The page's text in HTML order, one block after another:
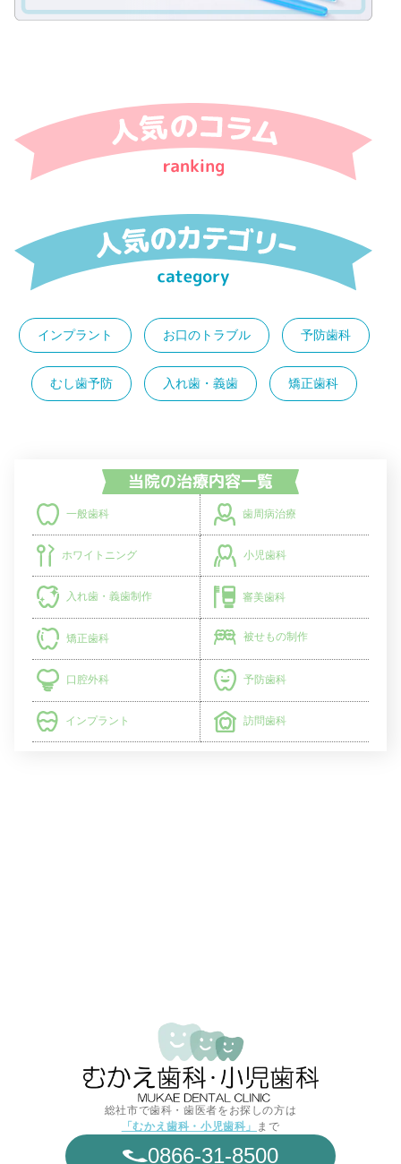
インプラント お口のトラブル 予防歯科
むし歯予防 入れ歯・義歯 矯正歯科
一般歯科 歯周病治療
ホワイトニング 小児歯科
入れ歯・義歯制作 審美歯科
矯正歯科 被せもの制作
口腔外科 予防歯科
インプラント 訪問歯科
総社市で歯科・歯医者をお探しの方は
「むかえ歯科・小児歯科」
まで
0866-31-8500